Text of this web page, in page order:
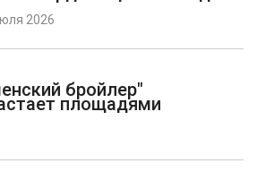
2026
бройлер"
площадями